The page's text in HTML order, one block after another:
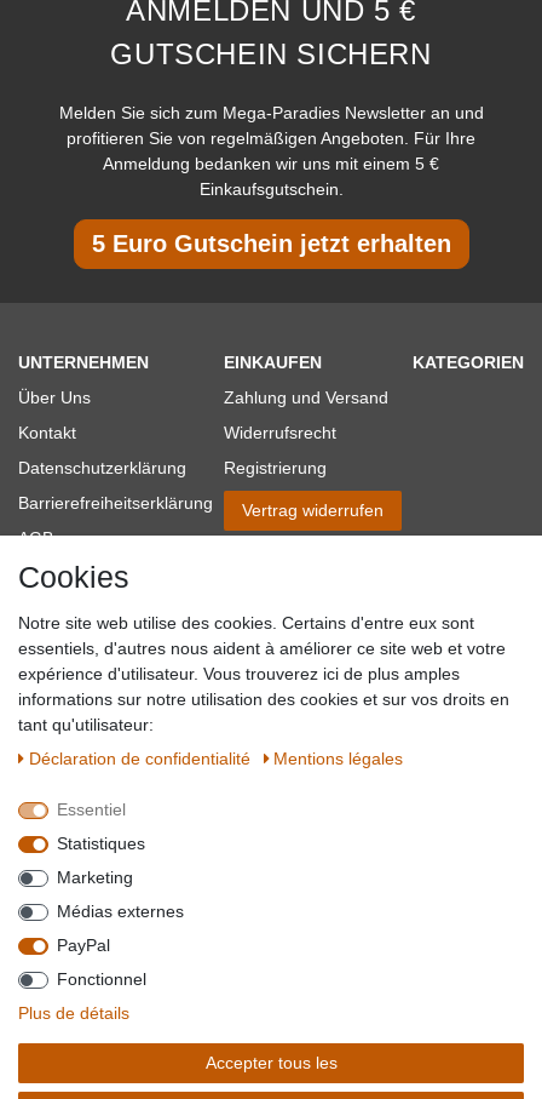
ANMELDEN UND 5 €
GUTSCHEIN SICHERN
Melden Sie sich zum Mega-Paradies Newsletter an und
profitieren Sie von regelmäßigen Angeboten. Für Ihre
Anmeldung bedanken wir uns mit einem 5 €
Einkaufsgutschein.
5 Euro Gutschein jetzt erhalten
UNTERNEHMEN
Über Uns
Kontakt
Datenschutzerklärung
Barrierefreiheitserklärung
AGB
Impressum
Blog
EINKAUFEN
Zahlung und Versand
Widerrufsrecht
Registrierung
Vertrag widerrufen
KATEGORIEN
SICHER EINKAUFEN
QUALITÄT
BESUCHEN SIE UNS AUF
WIR AKZEPTIEREN
*Alle Preise verstehen sich inkl. MwSt. zzgl. Versandkosten. **Gilt für Lieferungen
innerhalb deutschlands, Lieferzeiten für andere Länder entnehmen Sie bitte der
Schaltfäche mit denVersandinformationen. *** Bei den ausgewiesenen Versandkosten
handelt es sich um die StandardVersandkostenfür Deutschland, diese ändern sich je
nach Auswahl Ihres Lieferlandes.
Cookies
Notre site web utilise des cookies. Certains d'entre eux sont
essentiels, d'autres nous aident à améliorer ce site web et votre
expérience d'utilisateur. Vous trouverez ici de plus amples
informations sur notre utilisation des cookies et sur vos droits en
tant qu'utilisateur:
Déclaration de confidentialité
Mentions légales
Essentiel
Statistiques
Marketing
Médias externes
PayPal
Fonctionnel
Plus de détails
Accepter tous les